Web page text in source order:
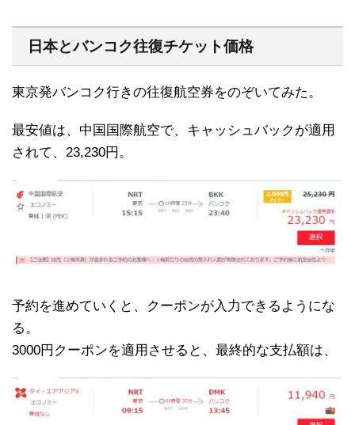
日本とバンコク往復チケット価格
東京発バンコク行きの往復航空券をのぞいてみた。
最安値は、中国国際航空で、キャッシュバックが適用
されて、23,230円。
予約を進めていくと、クーポンが入力できるようにな
る。
3000円クーポンを適用させると、最終的な支払額は、